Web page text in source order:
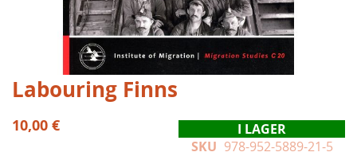
Hoppa
till
början
av
Labouring Finns
10,00 €
I LAGER
SKU 978-952-5889-21-5